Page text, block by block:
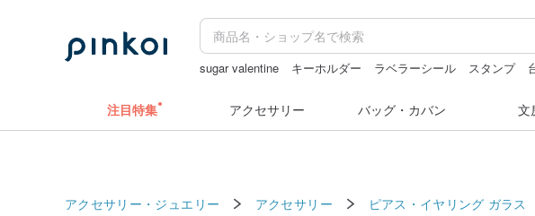
sugar valentine キーホルダー ラベラーシール スタンプ
注目特集 アクセサリー バッグ・カバン 文
アクセサリー・ジュエリー アクセサリー ピアス・イヤリング ガラス